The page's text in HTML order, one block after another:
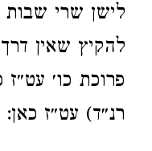
לישן שרי שבות
להקיץ שאין
פרוכת כו׳
רנ״ד) עט״ז כאן: